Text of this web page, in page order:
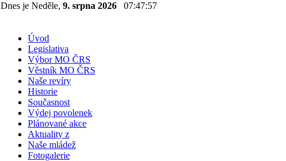
Dnes je Neděle, 9. srpna 2026 07:47:57
Úvod
Legislativa
Výbor MO ČRS
Věstník MO ČRS
Naše revíry
Historie
Současnost
Výdej povolenek
Plánované akce
Aktuality z
Naše mládež
Fotogalerie